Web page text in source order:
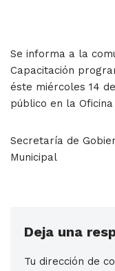
Se informa a la
Capacitación
éste miércoles 14
público en la
Secretaría de
Municipal
Deja una
Tu dirección de